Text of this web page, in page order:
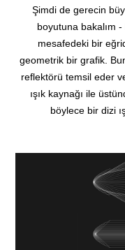
Şimdi de gerecin
boyutuna bakalım
mesafedeki bir
geometrik bir grafik.
reflektörü temsil eder
ışık kaynağı ile
böylece bir dizi